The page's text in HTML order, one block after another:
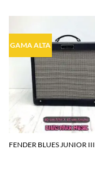
GAMA ALTA
FENDER BLUES JUNIOR III